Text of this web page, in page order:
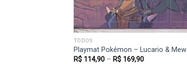
TODOS
Playmat Pokémon – Lucario & Mew
R$114,90– R$169,90